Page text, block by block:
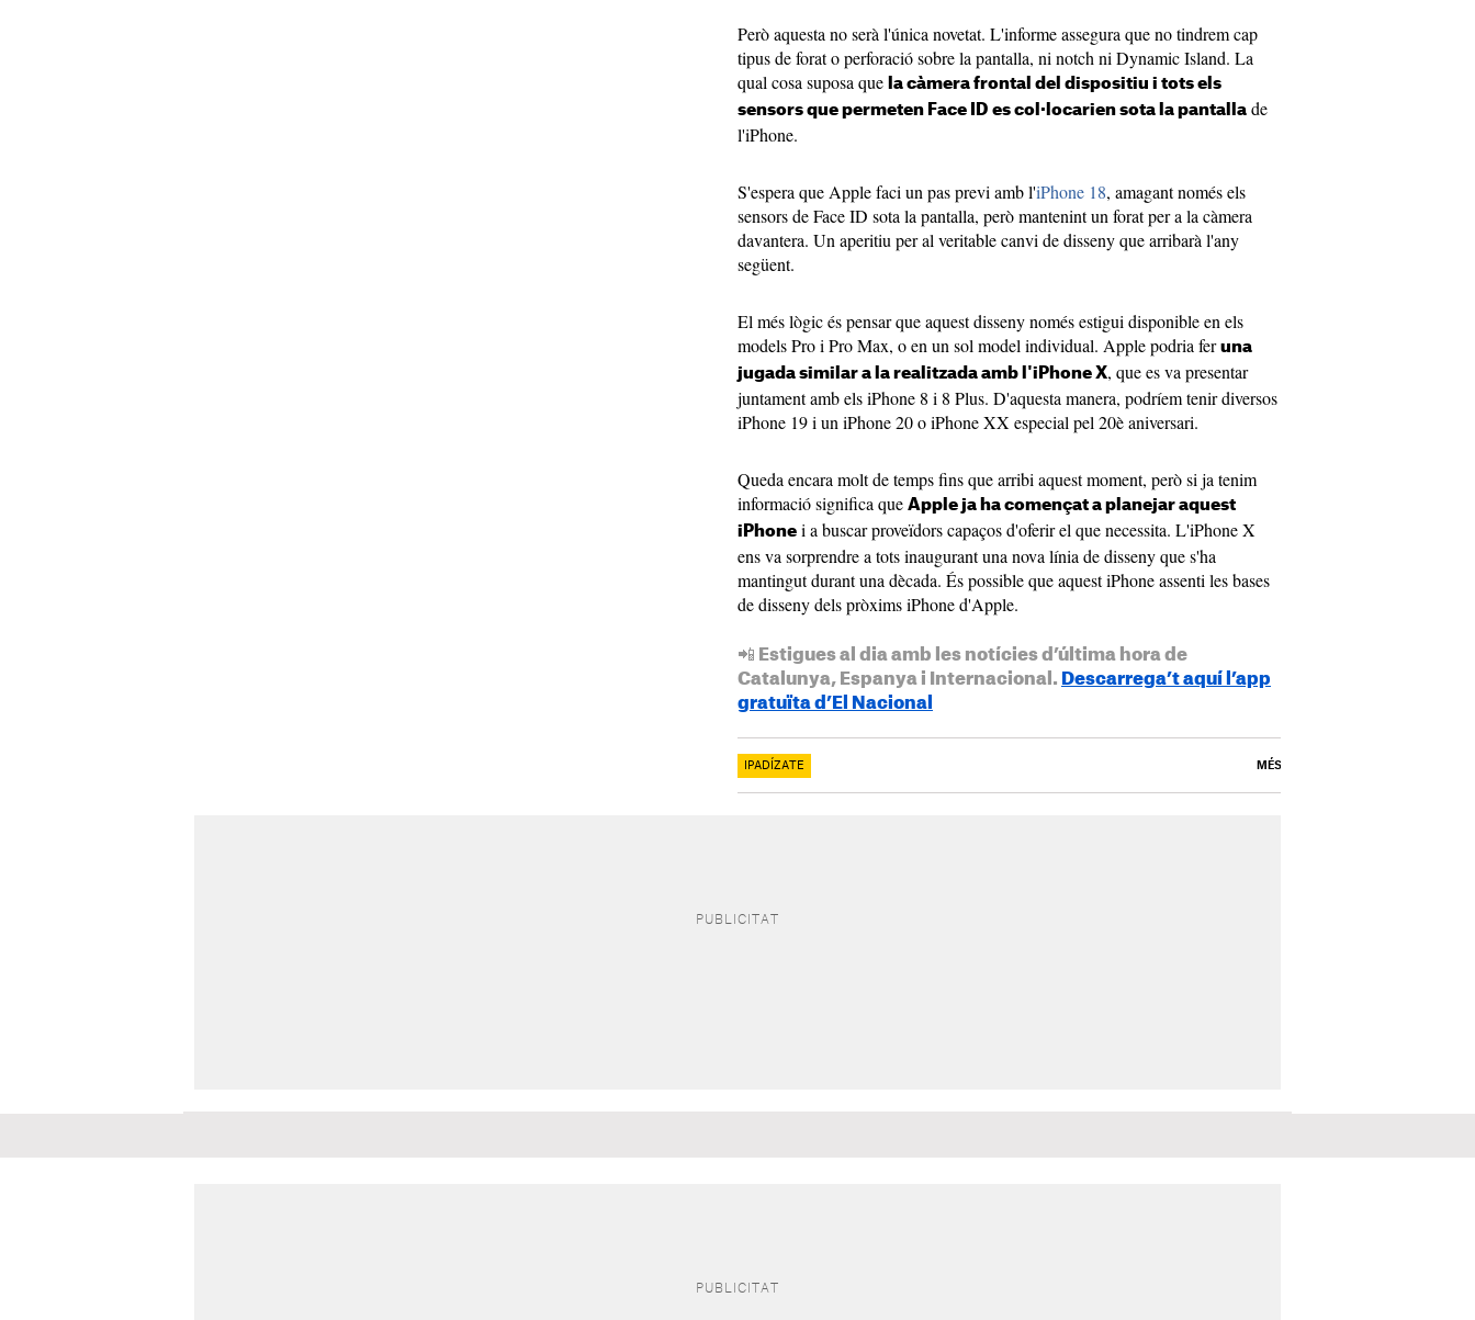
Però aquesta no serà l'única novetat. L'informe assegura que no tindrem cap
tipus de forat o perforació sobre la pantalla, ni notch ni Dynamic Island. La
qual cosa suposa que la càmera frontal del dispositiu i tots els
sensors que permeten Face ID es col·locarien sota la pantalla de
l'iPhone.
S'espera que Apple faci un pas previ amb l'iPhone 18, amagant només els
sensors de Face ID sota la pantalla, però mantenint un forat per a la càmera
davantera. Un aperitiu per al veritable canvi de disseny que arribarà l'any
següent.
El més lògic és pensar que aquest disseny només estigui disponible en els
models Pro i Pro Max, o en un sol model individual. Apple podria fer una
jugada similar a la realitzada amb l'iPhone X, que es va presentar
juntament amb els iPhone 8 i 8 Plus. D'aquesta manera, podríem tenir diversos
iPhone 19 i un iPhone 20 o iPhone XX especial pel 20è aniversari.
Queda encara molt de temps fins que arribi aquest moment, però si ja tenim
informació significa que Apple ja ha començat a planejar aquest
iPhone i a buscar proveïdors capaços d'oferir el que necessita. L'iPhone X
ens va sorprendre a tots inaugurant una nova línia de disseny que s'ha
mantingut durant una dècada. És possible que aquest iPhone assenti les bases
de disseny dels pròxims iPhone d'Apple.
📲 Estigues al dia amb les notícies d’última hora de
Catalunya, Espanya i Internacional. Descarrega’t aquí l’app
gratuïta d’El Nacional
IPADÍZATE MÉS